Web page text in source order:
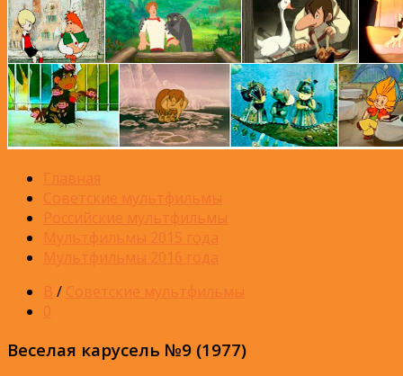
Главная
Советские мультфильмы
Российские мультфильмы
Мультфильмы 2015 года
Мультфильмы 2016 года
В / Советские мультфильмы
0
Веселая карусель №9 (1977)